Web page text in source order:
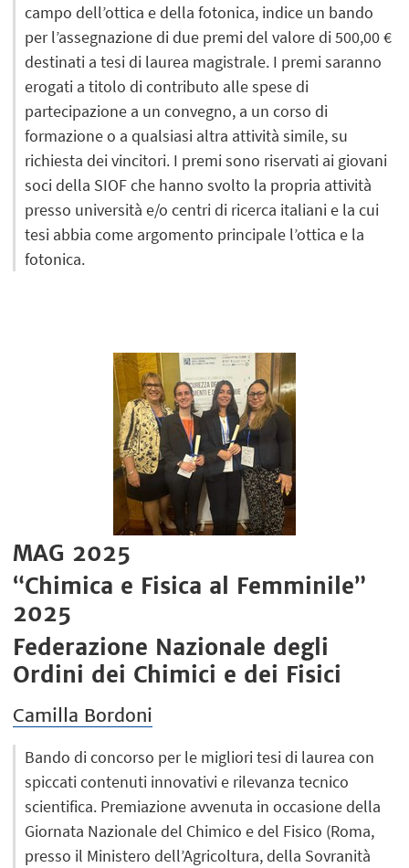
campo dell’ottica e della fotonica, indice un bando
per l’assegnazione di due premi del valore di 500,00 €
destinati a tesi di laurea magistrale. I premi saranno
erogati a titolo di contributo alle spese di
partecipazione a un convegno, a un corso di
formazione o a qualsiasi altra attività simile, su
richiesta dei vincitori. I premi sono riservati ai giovani
soci della SIOF che hanno svolto la propria attività
presso università e/o centri di ricerca italiani e la cui
tesi abbia come argomento principale l’ottica e la
fotonica.
MAG 2025
“Chimica e Fisica al Femminile”
2025
Federazione Nazionale degli
Ordini dei Chimici e dei Fisici
Camilla Bordoni
Bando di concorso per le migliori tesi di laurea con
spiccati contenuti innovativi e rilevanza tecnico
scientifica. Premiazione avvenuta in occasione della
Giornata Nazionale del Chimico e del Fisico (Roma,
presso il Ministero dell’Agricoltura, della Sovranità